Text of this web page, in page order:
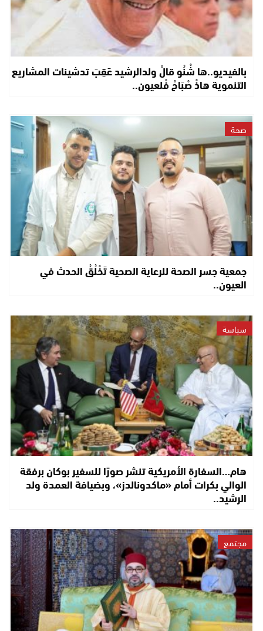
بالفيديو..ها شْنُو قالْ ولدالرشيد عَقِبَ تدشينات المشاريع
التنموية هاذْ صْبَاحْ فْلعيون..
صحة
جمعية جسر الصحة للرعاية الصحية تَخْلُقُ الحدث في
العيون..
سياسة
هام…السفارة الأمريكية تنشر صورًا للسفير بوكان برفقة
الوالي بكرات أمام «ماكدونالدز»، وبضيافة العمدة ولد
الرشيد..
مجتمع